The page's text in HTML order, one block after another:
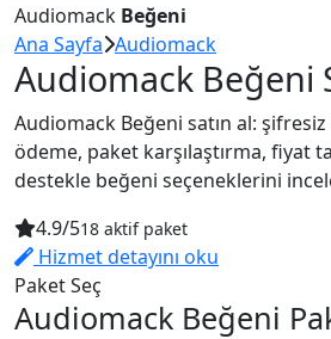
Audiomack Beğeni
Ana Sayfa Audiomack
Audiomack Beğeni
Audiomack Beğeni satın al:
ödeme, paket karşılaştırma, fiyat
destekle beğeni seçeneklerini
4.9/518 aktif paket
Hizmet detayını oku
Paket Seç
Audiomack Beğeni